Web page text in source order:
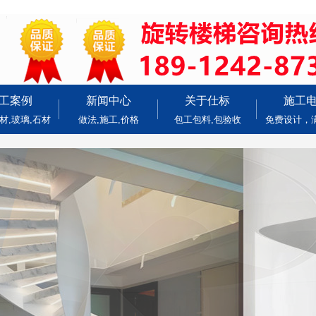
案例
,玻璃,石材
新闻中心
做法,施工,价格
关于仕标
包工包料,包验收
施工
免费设计，